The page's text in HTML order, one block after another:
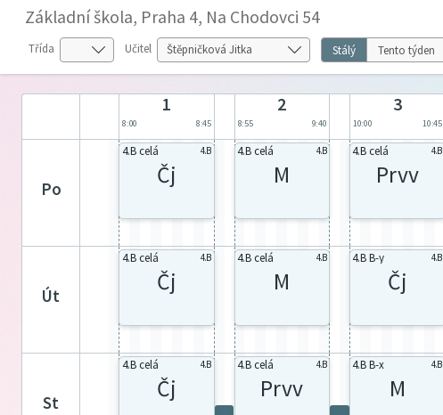
Základní škola, Praha 4, Na Chodovci 54
Třída Učitel Stálý Tento týden
1
8:00 8:45
2
8:55 9:40
3
10:00 10:45
po
4.B celá 4.B
Čj
4.B celá 4.B
M
4.B celá 4.B
Prvv
út
4.B celá 4.B
Čj
4.B celá 4.B
M
4.B B-y 4.B
Čj
st
4.B celá 4.B
Čj
4.B celá 4.B
Prvv
4.B B-x 4.B
M